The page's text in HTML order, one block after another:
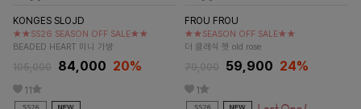
KONGES SLOJD
★★SS26 SEASON OFF SALE★★
BEADED HEART 미니 가방
105,000 84,000 20%
11
FROU FROU
★★SEASON OFF SALE★★
더 클래식 햇 old rose
79,000 59,900 24%
1